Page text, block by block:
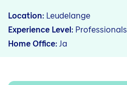
Location Leudelange
Experience Level Professionals
Home OfficeJa